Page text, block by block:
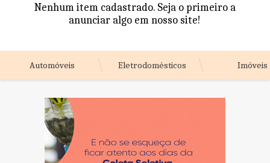
Nenhum item cadastrado. Seja o primeiro a
anunciar algo em nosso site!
Automóveis Eletrodomésticos Imóveis